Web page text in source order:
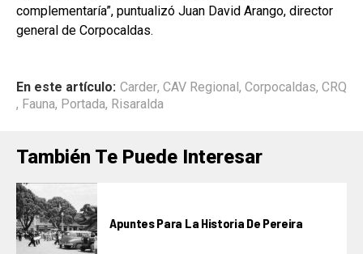
complementaría”, puntualizó Juan David Arango, director
general de Corpocaldas.
En este artículo: Carder, CAV Regional, Corpocaldas, CRQ
, Fauna, Portada, Risaralda
También Te Puede Interesar
Apuntes Para La Historia De Pereira